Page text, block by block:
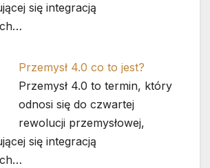
się integracją
Przemysł 4.0 co to jest?
Przemysł 4.0 to termin, który
odnosi się do czwartej
rewolucji przemysłowej,
się integracją